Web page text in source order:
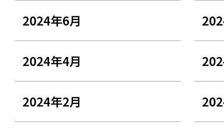
2024年6月
2024年4月
2024年2月